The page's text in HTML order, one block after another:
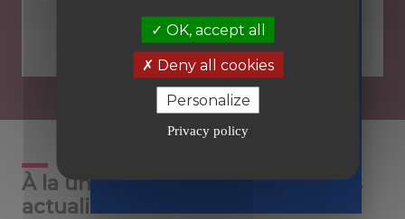
À la une : consultez nos dernières
actualités
OK, accept all
Deny all cookies
Personalize
Privacy policy
Tous prêts
le 1 er
septembre
2026
en toute
sérénité